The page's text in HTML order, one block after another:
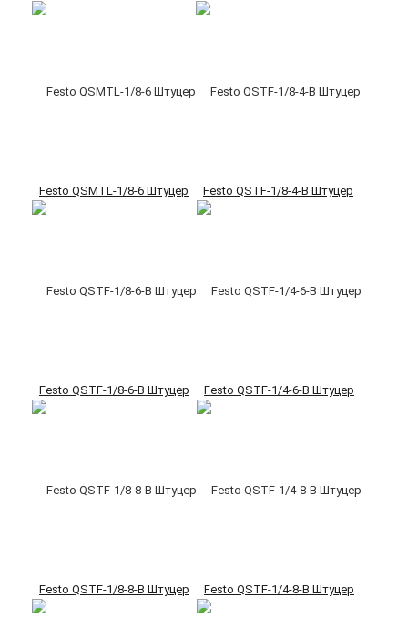
Festo QSMTL-1/8-6 Штуцер Festo QSTF-1/8-4-B Штуцер
Festo QSTF-1/8-6-B Штуцер Festo QSTF-1/4-6-B Штуцер
Festo QSTF-1/8-8-B Штуцер Festo QSTF-1/4-8-B Штуцер